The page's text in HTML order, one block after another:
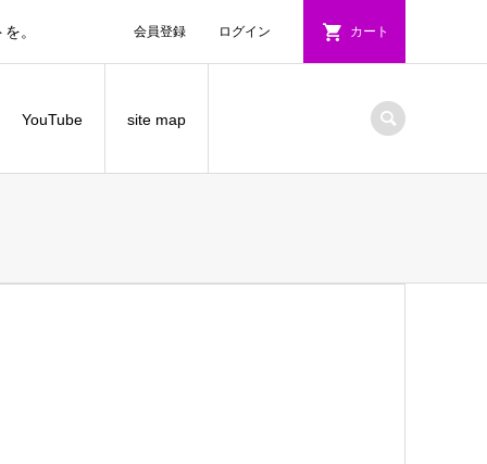
。 会員登録 ログイン カート
YouTube site map